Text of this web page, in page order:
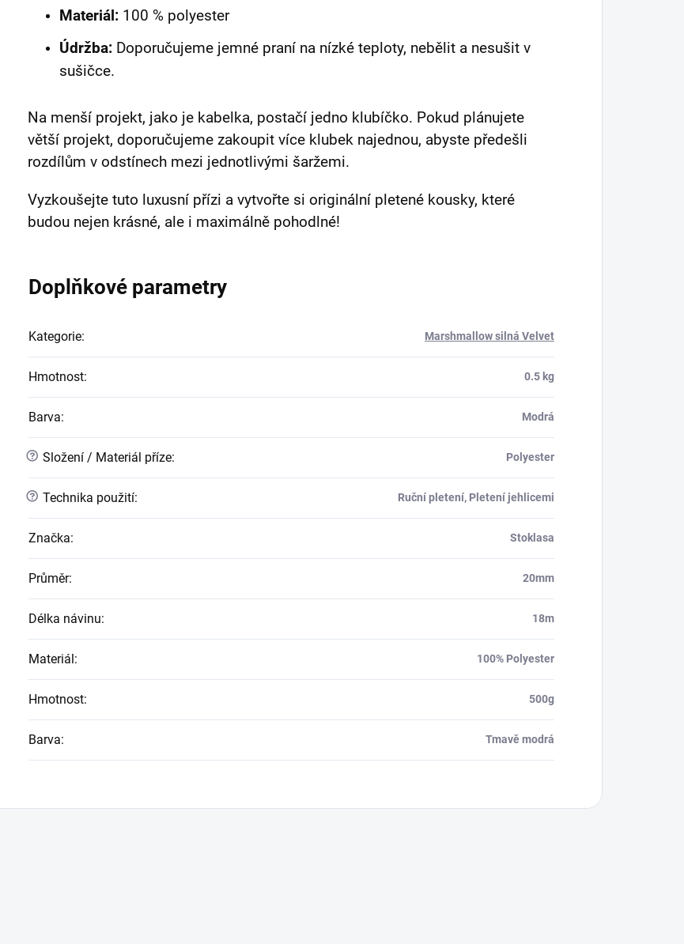
Materiál: 100 % polyester
Údržba: Doporučujeme jemné praní na nízké teploty, nebělit a nesušit v
sušičce.
Na menší projekt, jako je kabelka, postačí jedno klubíčko. Pokud plánujete
větší projekt, doporučujeme zakoupit více klubek najednou, abyste předešli
rozdílům v odstínech mezi jednotlivými šaržemi.
Vyzkoušejte tuto luxusní přízi a vytvořte si originální pletené kousky, které
budou nejen krásné, ale i maximálně pohodlné!
Doplňkové parametry
Kategorie: Marshmallow silná Velvet
Hmotnost: 0.5 kg
Barva: Modrá
? Složení / Materiál příze: Polyester
? Technika použití: Ruční pletení, Pletení jehlicemi
Značka: Stoklasa
Průměr: 20mm
Délka návinu: 18m
Materiál: 100% Polyester
Hmotnost: 500g
Barva: Tmavě modrá